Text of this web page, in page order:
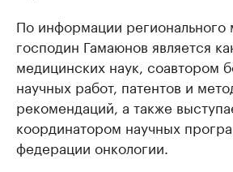
По информации регионального
господин Гамаюнов является
медицинских наук, соавтором
научных работ, патентов и
рекомендаций, а также
координатором научных
федерации онкологии.